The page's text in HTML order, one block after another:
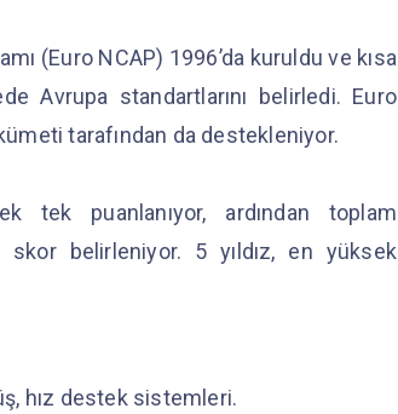
(Euro NCAP) 1996’da kuruldu ve kısa
Avrupa standartlarını belirledi. Euro
tarafından da destekleniyor.
puanlanıyor, ardından toplam
belirleniyor. 5 yıldız, en yüksek
hız destek sistemleri.